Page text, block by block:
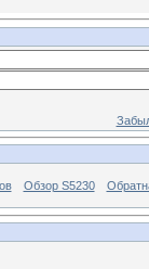
Обзор S5230